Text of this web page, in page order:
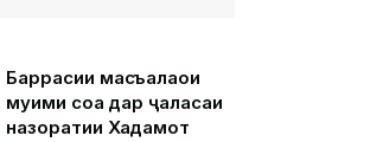
Баррасии масъалаҳои
муҳими соҳа дар ҷаласаи
назоратии Хадамот